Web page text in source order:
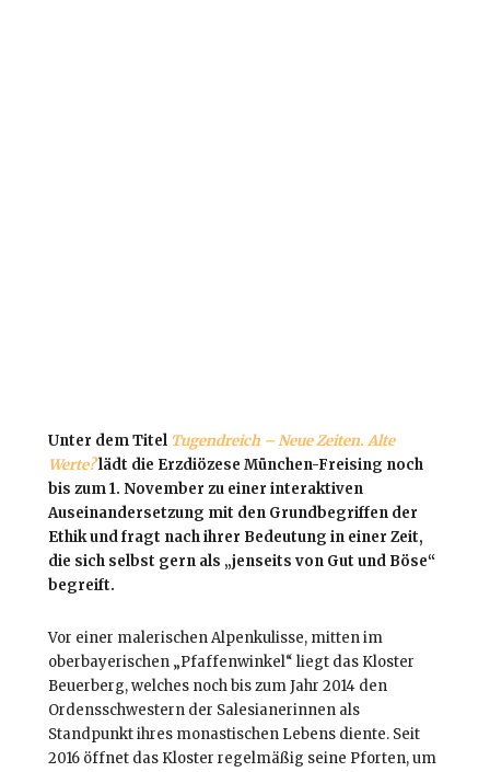
Unter dem Titel Tugendreich – Neue Zeiten. Alte
Werte?lädt die Erzdiözese München-Freising noch
bis zum 1. November zu einer interaktiven
Auseinandersetzung mit den Grundbegriffen der
Ethik und fragt nach ihrer Bedeutung in einer Zeit,
die sich selbst gern als „jenseits von Gut und Böse“
begreift.
Vor einer malerischen Alpenkulisse, mitten im
oberbayerischen „Pfaffenwinkel“ liegt das Kloster
Beuerberg, welches noch bis zum Jahr 2014 den
Ordensschwestern der Salesianerinnen als
Standpunkt ihres monastischen Lebens diente. Seit
2016 öffnet das Kloster regelmäßig seine Pforten, um